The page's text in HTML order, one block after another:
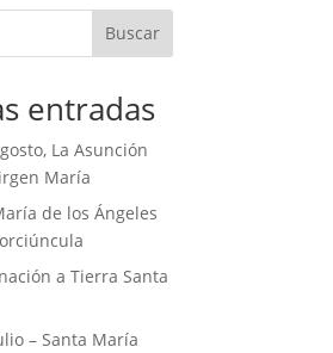
Buscar
entradas
La Asunción
María
de los Ángeles
a Tierra Santa
– Santa María